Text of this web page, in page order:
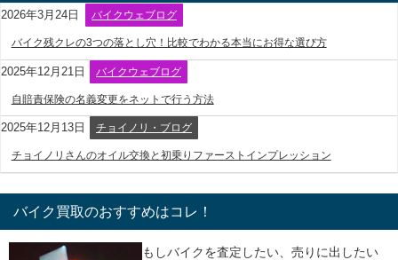
2026年3月24日 バイクウェブログ
バイク残クレの3つの落とし穴！比較でわかる本当にお得な選び方
2025年12月21日 バイクウェブログ
自賠責保険の名義変更をネットで行う方法
2025年12月13日 チョイノリ・ブログ
チョイノリさんのオイル交換と初乗りファーストインプレッション
バイク買取のおすすめはコレ！
もしバイクを査定したい、売りに出したい